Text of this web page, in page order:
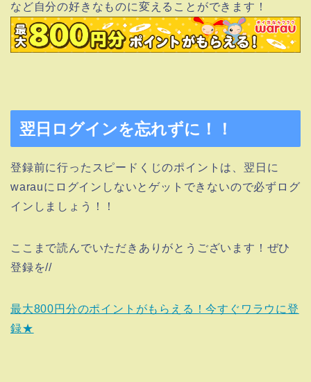
など自分の好きなものに変えることができます！
翌日ログインを忘れずに！！
登録前に行ったスピードくじのポイントは、翌日に
warauにログインしないとゲットできないので必ずログ
インしましょう！！
ここまで読んでいただきありがとうございます！ぜひ
登録を//
最大800円分のポイントがもらえる！今すぐワラウに登
録★